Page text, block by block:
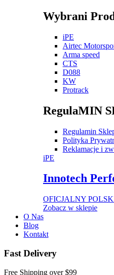
Wybrani
iPE
Airtec
Arma speed
CTS
D088
KW
Protrack
RegulaMIN
Regulamin
Polityka
Reklamacje i
iPE
Innotech
OFICJALNY
Zobacz w sklepie
O Nas
Blog
Kontakt
Fast Delivery
Free Shipping over$99